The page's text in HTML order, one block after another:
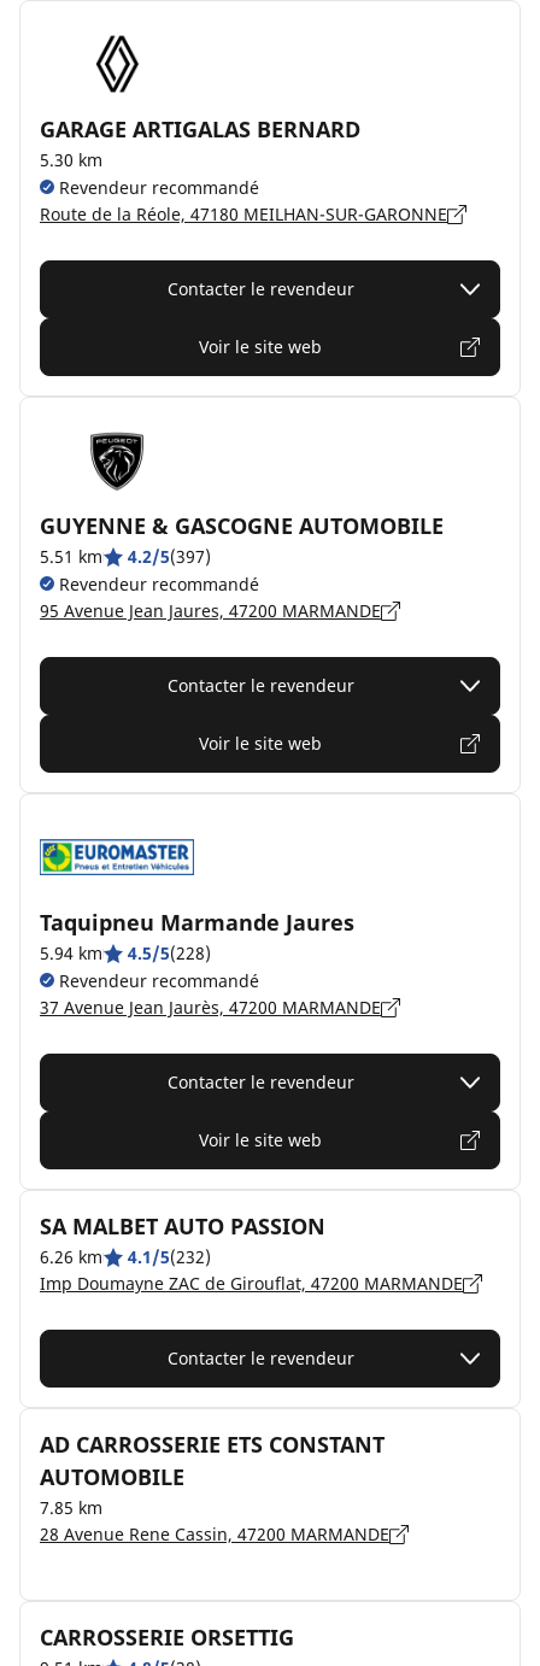
GARAGE ARTIGALAS BERNARD
5.30 km
Revendeur recommandé
Route de la Réole, 47180 MEILHAN-SUR-GARONNE
Contacter le revendeur
Voir le site web
GUYENNE & GASCOGNE AUTOMOBILE
5.51 km 4.2/5(397)
Revendeur recommandé
95 Avenue Jean Jaures, 47200 MARMANDE
Contacter le revendeur
Voir le site web
Taquipneu Marmande Jaures
5.94 km 4.5/5(228)
Revendeur recommandé
37 Avenue Jean Jaurès, 47200 MARMANDE
Contacter le revendeur
Voir le site web
SA MALBET AUTO PASSION
6.26 km 4.1/5(232)
Imp Doumayne ZAC de Girouflat, 47200 MARMANDE
Contacter le revendeur
AD CARROSSERIE ETS CONSTANT
AUTOMOBILE
7.85 km
28 Avenue Rene Cassin, 47200 MARMANDE
CARROSSERIE ORSETTIG